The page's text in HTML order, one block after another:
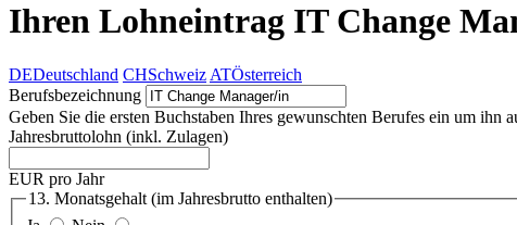
Ihren Lohneintrag IT Change
DEDeutschland CHSchweiz ATÖsterreich
Berufsbezeichnung
Geben Sie die ersten Buchstaben Ihres gewunschten Berufes ein um
Jahresbruttolohn (inkl. Zulagen)
EUR pro Jahr
13. Monatsgehalt (im Jahresbrutto enthalten)